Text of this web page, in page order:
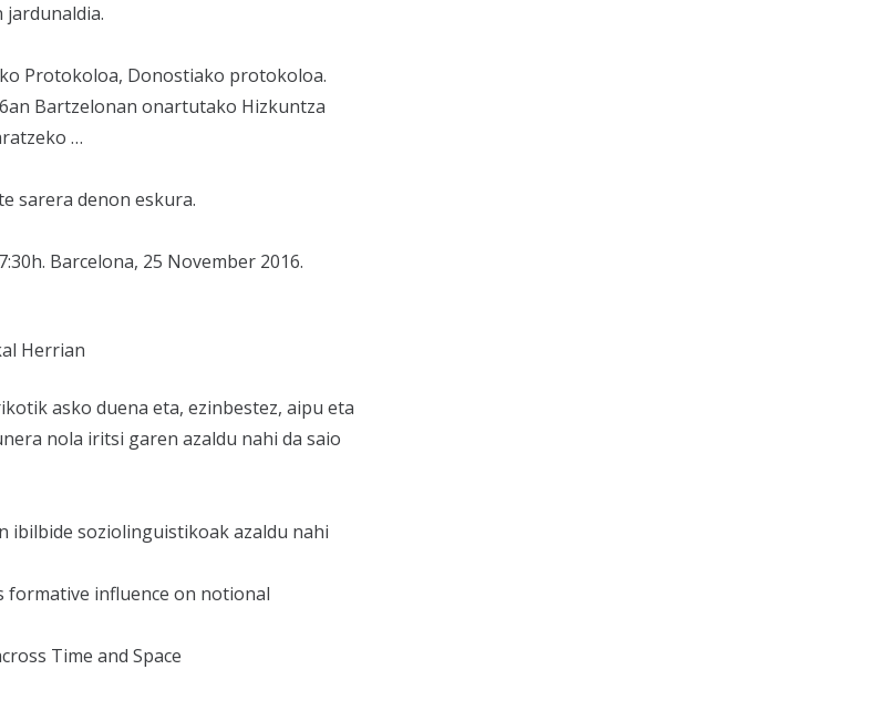
Protokoloa, Donostiako protokoloa.
Bartzelonan onartutako Hizkuntza
…
sarera denon eskura.
Barcelona, 25 November 2016.
Herrian
asko duena eta, ezinbestez, aipu eta
nola iritsi garen azaldu nahi da saio
soziolinguistikoak azaldu nahi
formative influence on notional
Time and Space